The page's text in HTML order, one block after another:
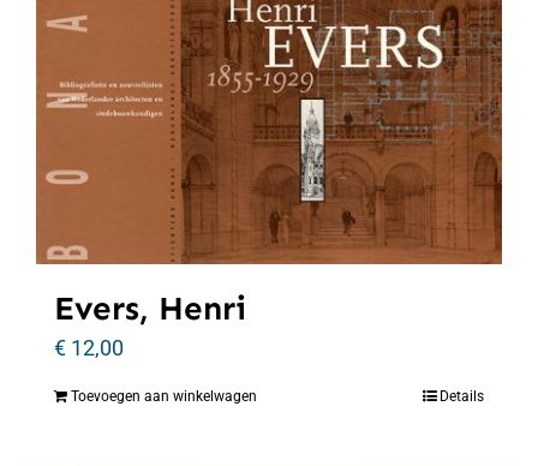
Evers, Henri
€ 12,00
Toevoegen aan winkelwagen Details